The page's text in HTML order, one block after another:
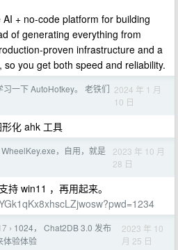
+ no-code platform for building
of generating everything from
proven infrastructure and a
so you get both speed and reliability.
习一下 AutoHotkey。 老铁们 2024 年 1 月
10 日
化 ahk 工具
WheelKey.exe，自用，就是
2023 年 10 月
28 日
持 win11 ，再用起来。
› 1024， Chat2DB 3.0 发布
体验体验
2023 年 10
月 25 日